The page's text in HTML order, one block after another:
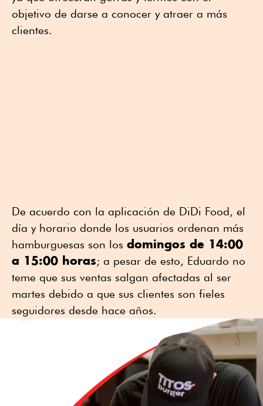
objetivo de darse a conocer y atraer a más
clientes.
De acuerdo con la aplicación de DiDi Food, el
día y horario donde los usuarios ordenan más
hamburguesas son los domingos de 14:00
a 15:00 horas; a pesar de esto, Eduardo no
teme que sus ventas salgan afectadas al ser
martes debido a que sus clientes son fieles
seguidores desde hace años.